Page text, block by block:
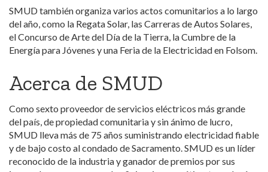
SMUD también organiza varios actos comunitarios a lo largo
del año, como la Regata Solar, las Carreras de Autos Solares,
el Concurso de Arte del Día de la Tierra, la Cumbre de la
Energía para Jóvenes y una Feria de la Electricidad en Folsom.
Acerca de SMUD
Como sexto proveedor de servicios eléctricos más grande
del país, de propiedad comunitaria y sin ánimo de lucro,
SMUD lleva más de 75 años suministrando electricidad fiable
y de bajo costo al condado de Sacramento. SMUD es un líder
reconocido de la industria y ganador de premios por sus